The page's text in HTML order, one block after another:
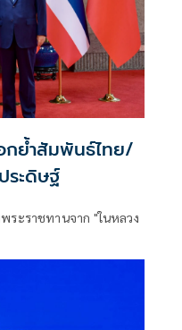
กยํ้าสัมพันธ์ไทย/
ะดิษฐ์
ะราชทานจาก "ในหลวง